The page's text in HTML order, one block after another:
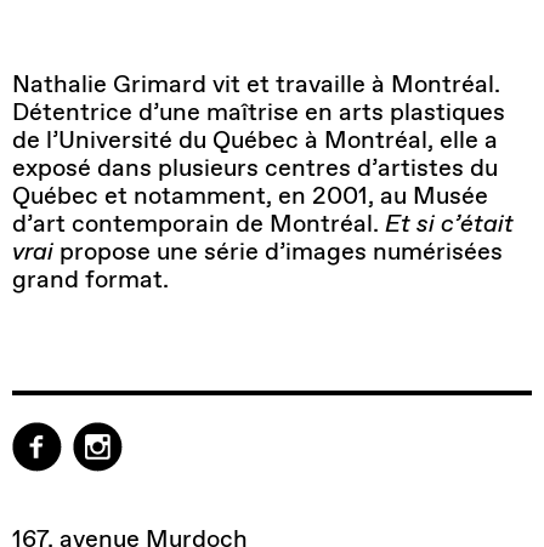
Nathalie Grimard vit et travaille à Montréal.
Détentrice d’une maîtrise en arts plastiques
de l’Université du Québec à Montréal, elle a
exposé dans plusieurs centres d’artistes du
Québec et notamment, en 2001, au Musée
d’art contemporain de Montréal. Et si c’était
vrai propose une série d’images numérisées
grand format.
167, avenue Murdoch